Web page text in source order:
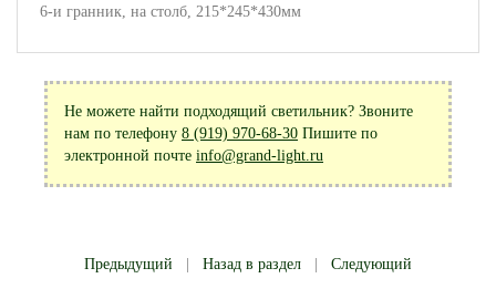
6-и гранник, на столб, 215*245*430мм
Не можете найти подходящий светильник? Звоните
нам по телефону 8 (919) 970-68-30 Пишите по
электронной почте info@grand-light.ru
Предыдущий Назад в раздел Следующий